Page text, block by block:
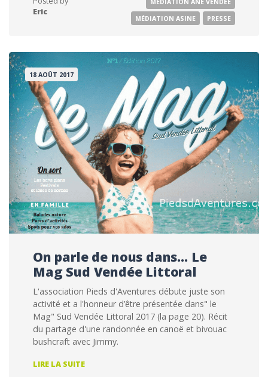
DÉCOUVERTE
LA
MÉDIATION
ASINE
AVEC
PIEDS
D’AVENTURES
Eric
MÉDIATION ÂNE VENDÉE
MÉDIATION ASINE
PRESSE
18 AOÛT 2017
On parle de nous dans… Le
Mag Sud Vendée Littoral
L'association Pieds d'Aventures débute juste son
activité et a l'honneur d’être présentée dans" le
Mag" Sud Vendée Littoral 2017 (la page 20). Récit
du partage d'une randonnée en canoë et bivouac
bushcraft avec Jimmy.
LIRE LA SUITEON